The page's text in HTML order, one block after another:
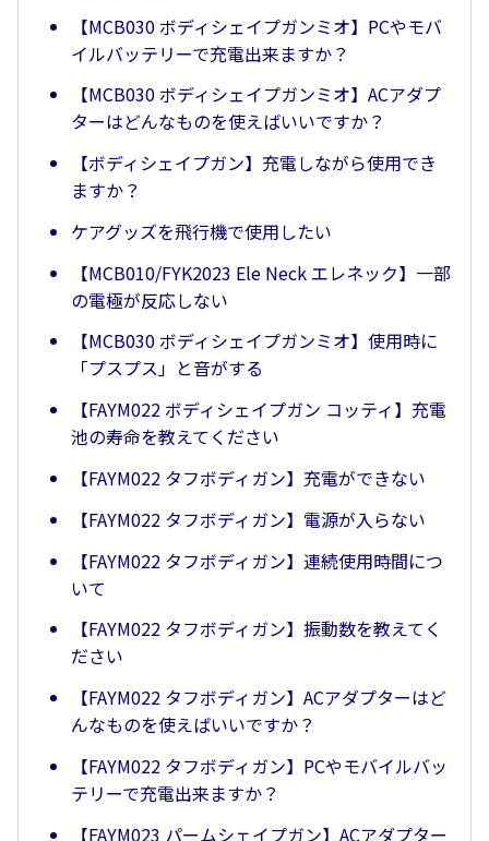
【MCB030 ボディシェイプガンミオ】PCやモバ
イルバッテリーで充電出来ますか？
【MCB030 ボディシェイプガンミオ】ACアダプ
ターはどんなものを使えばいいですか？
【ボディシェイプガン】充電しながら使用でき
ますか？
ケアグッズを飛行機で使用したい
【MCB010/FYK2023 Ele Neck エレネック】一部
の電極が反応しない
【MCB030 ボディシェイプガンミオ】使用時に
「プスプス」と音がする
【FAYM022 ボディシェイプガン コッティ】充電
池の寿命を教えてください
【FAYM022 タフボディガン】充電ができない
【FAYM022 タフボディガン】電源が入らない
【FAYM022 タフボディガン】連続使用時間につ
いて
【FAYM022 タフボディガン】振動数を教えてく
ださい
【FAYM022 タフボディガン】ACアダプターはど
んなものを使えばいいですか？
【FAYM022 タフボディガン】PCやモバイルバッ
テリーで充電出来ますか？
【FAYM023 パームシェイプガン】ACアダプター